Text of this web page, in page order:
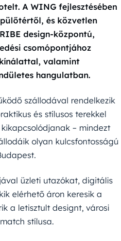
A WING fejlesztésében
és közvetlen
design-központú,
csomópontjához
valamint
hangulatban.
szállodával rendelkezik
és stílusos terekkel
– mindezt
olyan kulcsfontosságú
üzleti utazókat, digitális
elérhető áron keresik a
a letisztult designt, városi
stílusa.